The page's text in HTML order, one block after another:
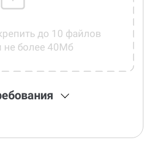
до 10 файлов
не более 40Мб